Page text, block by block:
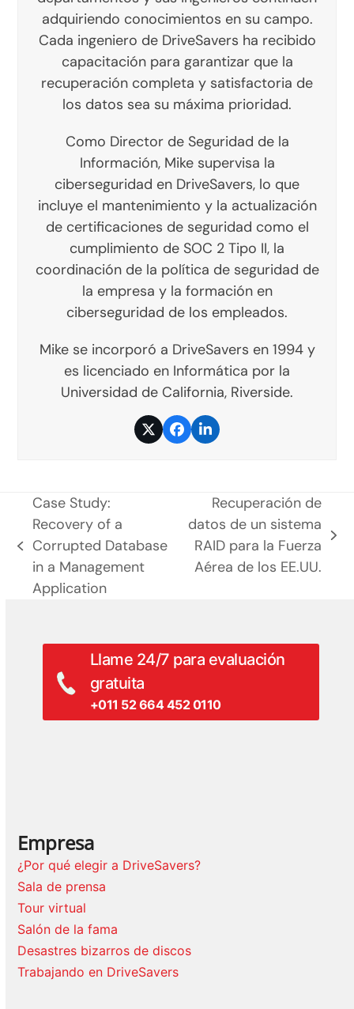
adquiriendo conocimientos en su campo.
Cada ingeniero de DriveSavers ha recibido
capacitación para garantizar que la
recuperación completa y satisfactoria de
los datos sea su máxima prioridad.
Como Director de Seguridad de la
Información, Mike supervisa la
ciberseguridad en DriveSavers, lo que
incluye el mantenimiento y la actualización
de certificaciones de seguridad como el
cumplimiento de SOC 2 Tipo II, la
coordinación de la política de seguridad de
la empresa y la formación en
ciberseguridad de los empleados.
Mike se incorporó a DriveSavers en 1994 y
es licenciado en Informática por la
Universidad de California, Riverside.
TwitterFacebook
LinkedIn
entrada
anterior:
Case Study:
Recovery of a
Corrupted Database
in a Management
Application
siguiente
entrada:
Recuperación de
datos de un sistema
RAID para la Fuerza
Aérea de los EE.UU.
Llame 24/7 para evaluación
gratuita
+011 52 664 452 0110
Empresa
¿Por qué elegir a DriveSavers?
Sala de prensa
Tour virtual
Salón de la fama
Desastres bizarros de discos
Trabajando en DriveSavers